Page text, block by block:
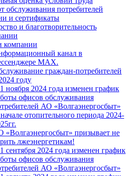
обслуживания потребителей
и сертификаты
и благотворительность
компании
канал в
MAX.
граждан-потребителей
году
ноября 2024 года изменен график
офисов обслуживания
АО «Волгаэнергосбыт»
отопительного периода 2024-
«Волгаэнергосбыт» призывает не
лжеэнергетикам!
сентября 2024 года изменен график
офисов обслуживания
АО «Волгаэнергосбыт»